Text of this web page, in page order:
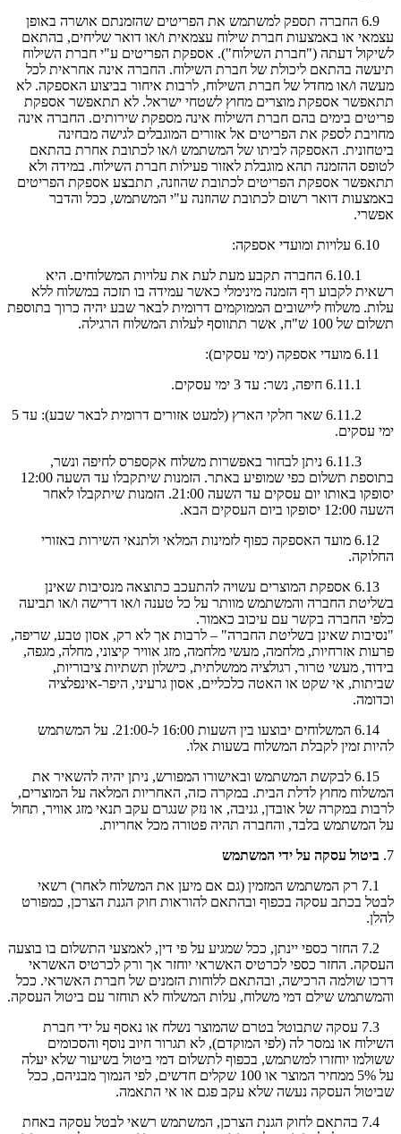
6.9 החברה תספק למשתמש את הפריטים שהזמנתם אושרה באופן
עצמאי או באמצעות חברת שילוח עצמאית ו/או דואר שליחים, בהתאם
לשיקול דעתה ("חברת השילוח"). אספקת הפריטים ע"י חברת השילוח
תיעשה בהתאם ליכולת של חברת השילוח. החברה אינה אחראית לכל
מעשה ו/או מחדל של חברת השילוח, לרבות איחור בביצוע האספקה. לא
תתאפשר אספקת מוצרים מחוץ לשטחי ישראל. לא תתאפשר אספקת
פריטים בימים בהם חברת השילוח אינה מספקת שירותים. החברה אינה
מחויבת לספק את הפריטים אל אזורים המוגבלים לגישה מבחינה
ביטחונית. האספקה לביתו של המשתמש ו/או לכתובת אחרת בהתאם
לטופס ההזמנה תהא מוגבלת לאזור פעילות חברת השילוח. במידה ולא
תתאפשר אספקת הפריטים לכתובת שהוזנה, תתבצע אספקת הפריטים
באמצעות דואר רשום לכתובת שהוזנה ע"י המשתמש, ככל והדבר
אפשרי.
6.10.1 החברה תקבע מעת לעת את עלויות המשלוחים. היא
רשאית לקבוע רף הזמנה מינימלי כאשר עמידה בו תזכה במשלוח ללא
עלות. משלוח ליישובים הממוקמים דרומית לבאר שבע יהיה כרוך בתוספת
תשלום של 100 ש"ח, אשר תתווסף לעלות המשלוח הרגילה.
6.11.2 שאר חלקי הארץ (למעט אזורים דרומית לבאר שבע): עד 5
ימי עסקים.
6.11.3 ניתן לבחור באפשרות משלוח אקספרס לחיפה ונשר,
בתוספת תשלום כפי שמופיע באתר. הזמנות שיתקבלו עד השעה 12:00
יסופקו באותו יום עסקים עד השעה 21:00. הזמנות שיתקבלו לאחר
השעה 12:00 יסופקו ביום העסקים הבא.
6.12 מועד האספקה כפוף לזמינות המלאי ולתנאי השירות באזורי
החלוקה.
6.13 אספקת המוצרים עשויה להתעכב כתוצאה מנסיבות שאינן
בשליטת החברה והמשתמש מוותר על כל טענה ו/או דרישה ו/או תביעה
כלפי החברה בקשר עם עיכוב כאמור.
"נסיבות שאינן בשליטת החברה" – לרבות אך לא רק, אסון טבע, שריפה,
פרעות אזרחיות, מלחמה, מעשי מלחמה, מזג אוויר קיצוני, מחלה, מגפה,
בידוד, מעשי טרור, רגולציה ממשלתית, כישלון תשתיות ציבוריות,
שביתות, אי שקט או האטה כלכליים, אסון גרעיני, היפר-אינפלציה
וכדומה.
6.14 המשלוחים יבוצעו בין השעות 16:00 ל-21:00. על המשתמש
להיות זמין לקבלת המשלוח בשעות אלו.
6.15 לבקשת המשתמש ובאישורו המפורש, ניתן יהיה להשאיר את
המשלוח מחוץ לדלת הבית. במקרה כזה, האחריות המלאה על המוצרים,
לרבות במקרה של אובדן, גניבה, או נזק שנגרם עקב תנאי מזג אוויר, תחול
על המשתמש בלבד, והחברה תהיה פטורה מכל אחריות.
7. ביטול עסקה על ידי המשתמש
7.1 רק המשתמש המזמין (גם אם מיען את המשלוח לאחר) רשאי
לבטל בכתב עסקה בכפוף ובהתאם להוראות חוק הגנת הצרכן, כמפורט
להלן.
7.2 החזר כספי יינתן, ככל שמגיע על פי דין, לאמצעי התשלום בו בוצעה
העסקה. החזר כספי לכרטיס האשראי יוחזר אך ורק לכרטיס האשראי
דרכו שולמה הרכישה, ובהתאם ללוחות הזמנים של חברת האשראי. ככל
והמשתמש שילם דמי משלוח, עלות המשלוח לא תוחזר עם ביטול העסקה.
7.3 עסקה שתבוטל בטרם שהמוצר נשלח או נאסף על ידי חברת
השילוח או נמסר לה (לפי המוקדם), לא תגרור חיוב נוסף והסכומים
ששולמו יוחזרו למשתמש, בכפוף לתשלום דמי ביטול בשיעור שלא יעלה
על 5% ממחיר המוצר או 100 שקלים חדשים, לפי הנמוך מבניהם, ככל
שביטול העסקה נעשה שלא עקב פגם או אי התאמה.
7.4 בהתאם לחוק הגנת הצרכן, המשתמש רשאי לבטל עסקה באחת